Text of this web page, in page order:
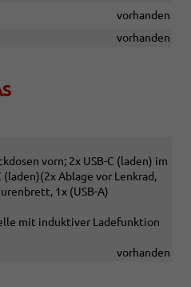
vorhanden
vorhanden
vorn; 2x USB-C (laden) im
(laden)(2x Ablage vor Lenkrad,
1x (USB-A)
mit induktiver Ladefunktion
vorhanden